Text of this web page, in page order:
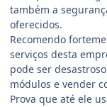
também a
oferecidos.
Recomendo
serviços desta
pode ser
módulos e vender
Prova que até ele